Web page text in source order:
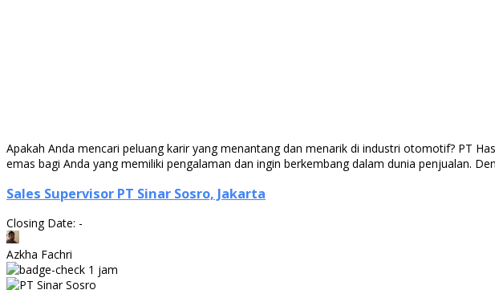
Apakah Anda mencari peluang karir yang menantang dan menarik di industri otomotif? PT
emas bagi Anda yang memiliki pengalaman dan ingin berkembang dalam dunia penjualan.
Sales Supervisor PT Sinar Sosro, Jakarta
Closing Date: -
Azkha Fachri
1 jam